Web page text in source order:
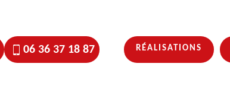
06 36 37 18 87 RÉALISATIONS